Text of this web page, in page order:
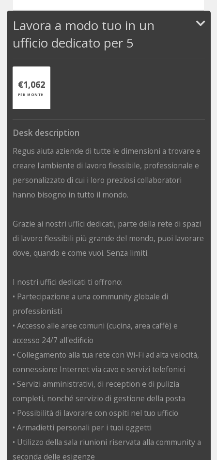
Lavora a modo tuo in un
ufficio dedicato per 5
€1,062
PER MONTH
Desk description
Regus aiuta aziende di tutte le dimensioni a trovare e
creare l'ambiente di lavoro flessibile, professionale e
personalizzato di cui i loro preziosi collaboratori
hanno bisogno in tutto il mondo.
Grazie ai nostri uffici dedicati, parte della rete di spazi
di lavoro flessibili più grande del mondo, puoi lavorare
dove, quando e come vuoi. Senza limiti.
I nostri uffici dedicati ti offrono:
• Partecipazione a una community globale di
professionisti
• Accesso alle aree comuni (cucina, area caffè) e
accesso 24/7 all'edificio
• Collegamento alla tua rete con Wi-Fi ad alta velocità,
connessione Internet via cavo e servizi telefonici
• Servizi amministrativi, di reception e di pulizia
completi, nonché servizio di gestione della posta
• Possibilità di lavorare con ospiti nel tuo ufficio
• Armadietti personali per i tuoi oggetti
• Utilizzo della sala riunioni riservata alla community a
seconda delle esigenze